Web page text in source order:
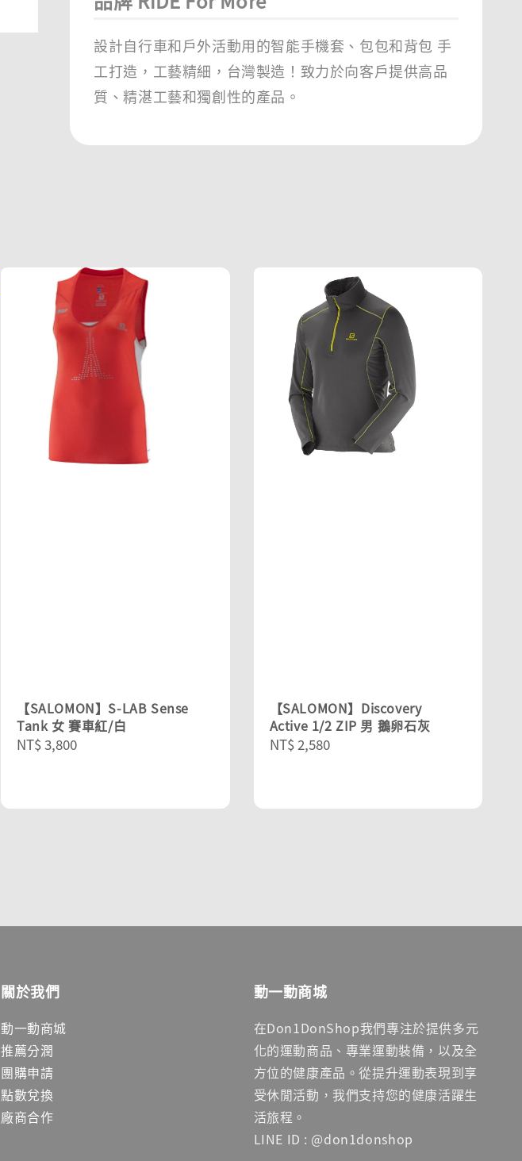
設計自行車和戶外活動用的智能手機套、包包和背包 手
工打造，工藝精細，台灣製造！致力於向客戶提供高品
質、精湛工藝和獨創性的產品。
【SALOMON】S-LAB Sense
Tank 女 賽車紅/白
Regular
NT$ 3,800
【SALOMON】Discovery
Active 1/2 ZIP 男 鵝卵石灰
Regular
NT$ 2,580
關於我們
動一動商城
推薦分潤
團購申請
點數兌換
廠商合作
動一動商城
在Don1DonShop我們專注於提供多元
化的運動商品、專業運動裝備，以及全
方位的健康產品。從提升運動表現到享
受休閒活動，我們支持您的健康活躍生
活旅程。
LINE ID : @don1donshop